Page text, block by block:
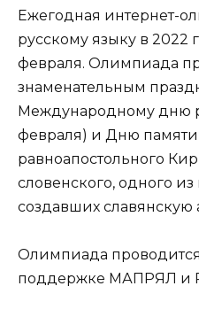
​​​Ежегодная интернет-
русскому языку в 2022
февраля. Олимпиада
знаменательным
Международному дню
февраля) и Дню памяти
равноапостольного
словенского, одного
создавших славянскую
Олимпиада
поддержке МАПРЯЛ и